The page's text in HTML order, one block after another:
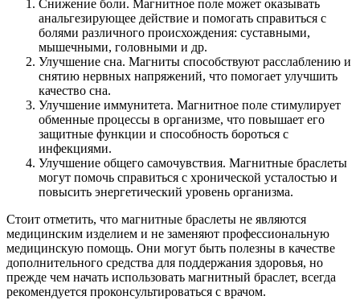
Снижение боли. Магнитное поле может оказывать
анальгезирующее действие и помогать справиться с
болями различного происхождения: суставными,
мышечными, головными и др.
Улучшение сна. Магниты способствуют расслаблению и
снятию нервных напряжений, что помогает улучшить
качество сна.
Улучшение иммунитета. Магнитное поле стимулирует
обменные процессы в организме, что повышает его
защитные функции и способность бороться с
инфекциями.
Улучшение общего самочувствия. Магнитные браслеты
могут помочь справиться с хронической усталостью и
повысить энергетический уровень организма.
Стоит отметить, что магнитные браслеты не являются
медицинским изделием и не заменяют профессиональную
медицинскую помощь. Они могут быть полезны в качестве
дополнительного средства для поддержания здоровья, но
прежде чем начать использовать магнитный браслет, всегда
рекомендуется проконсультироваться с врачом.